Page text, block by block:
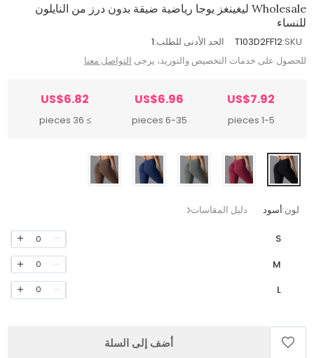
Wholesale ليغينغز يوجا رياضية ضيقة بدون درز من النايلون
للنساء
SKU:
T103D2FF12 الحد الأدنى للطلب:1
للحصول على خدمات التخصيص والتوريد، يرجى التواصل معنا
US$7.92
1-5 pieces
US$6.96
6-35 pieces
US$6.82
≥ 36 pieces
لون:أسود دليل المقاسات
S
0
M
0
L
0
أضف إلى السلة